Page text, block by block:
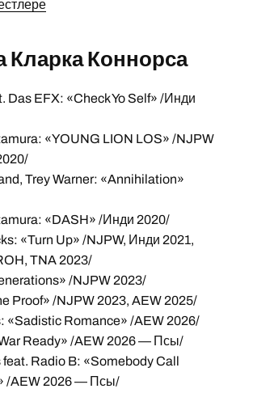
Кларка Коннорса
Das EFX: «Check Yo Self» /Инди
«YOUNG LION LOS» /NJPW
Trey Warner: «Annihilation»
«DASH» /Инди 2020/
«Turn Up» /NJPW, Инди 2021,
TNA 2023/
/NJPW 2023/
Proof» /NJPW 2023, AEW 2025/
«Sadistic Romance» /AEW 2026/
Ready» /AEW 2026 — Псы/
feat. Radio B: «Somebody Call
/AEW 2026 — Псы/